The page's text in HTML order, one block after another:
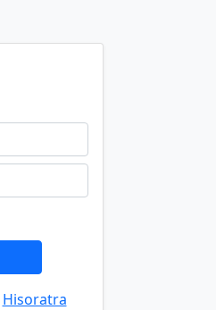
Hisoratra